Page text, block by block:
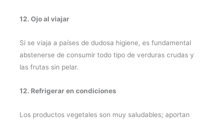
12. Ojo al viajar
Si se viaja a países de dudosa higiene, es fundamental
abstenerse de consumir todo tipo de verduras crudas y
las frutas sin pelar.
12. Refrigerar en condiciones
Los productos vegetales son muy saludables; aportan